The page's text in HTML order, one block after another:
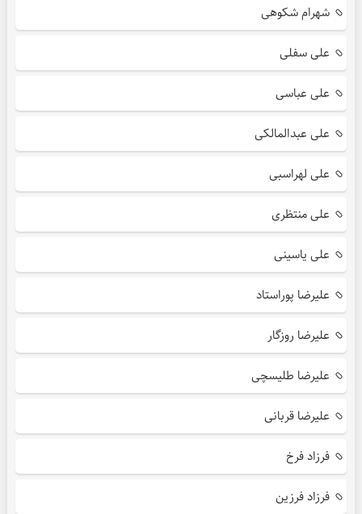
شهرام شکوهی
علی سفلی
علی عباسی
علی عبدالمالکی
علی لهراسبی
علی منتظری
علی یاسینی
علیرضا پوراستاد
علیرضا روزگار
علیرضا طلیسچی
علیرضا قربانی
فرزاد فرخ
فرزاد فرزین